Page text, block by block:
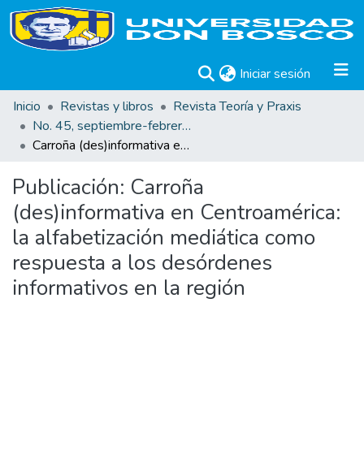
Iniciar sesión (current)
Inicio
Revistas y libros
Revista Teoría y Praxis
No. 45, septiembre-febrero 2024
Carroña (des)informativa en Centroamérica: la alfabetización mediática como respuesta a los desórdenes informativos en la región
Publicación: Carroña
(des)informativa en Centroamérica:
la alfabetización mediática como
respuesta a los desórdenes
informativos en la región